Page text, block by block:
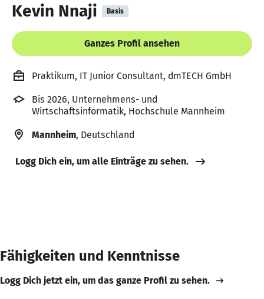
Kevin Nnaji Basis
Ganzes Profil ansehen
Praktikum, IT Junior Consultant, dmTECH GmbH
Bis 2026, Unternehmens- und
Wirtschaftsinformatik, Hochschule Mannheim
Mannheim, Deutschland
Logg Dich ein, um alle Einträge zu sehen.
Fähigkeiten und Kenntnisse
Logg Dich jetzt ein, um das ganze Profil zu sehen.